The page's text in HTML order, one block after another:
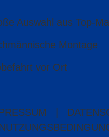
Auswahl aus Top-
Montage
vor Ort